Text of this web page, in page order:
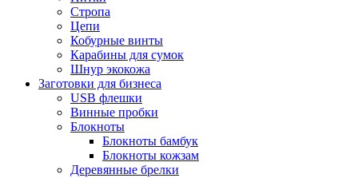
Стропа
Цепи
Кобурные винты
Карабины для сумок
Шнур экокожа
Заготовки для бизнеса
USB флешки
Винные пробки
Блокноты
Блокноты бамбук
Блокноты кожзам
Деревянные брелки